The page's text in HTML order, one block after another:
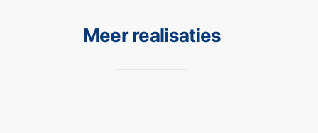
Meer realisaties